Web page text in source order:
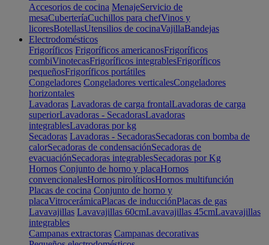
Accesorios de cocina MenajeServicio de
mesaCuberteríaCuchillos para chefVinos y
licoresBotellasUtensilios de cocinaVajillaBandejas
Electrodomésticos
Frigoríficos Frigoríficos americanosFrigoríficos
combiVinotecasFrigoríficos integrablesFrigoríficos
pequeñosFrigoríficos portátiles
Congeladores Congeladores verticalesCongeladores
horizontales
Lavadoras Lavadoras de carga frontalLavadoras de carga
superiorLavadoras - SecadorasLavadoras
integrablesLavadoras por kg
Secadoras Lavadoras - SecadorasSecadoras con bomba de
calorSecadoras de condensaciónSecadoras de
evacuaciónSecadoras integrablesSecadoras por Kg
Hornos Conjunto de horno y placaHornos
convencionalesHornos pirolíticosHornos multifunción
Placas de cocina Conjunto de horno y
placaVitrocerámicaPlacas de inducciónPlacas de gas
Lavavajillas Lavavajillas 60cmLavavajillas 45cmLavavajillas
integrables
Campanas extractoras Campanas decorativas